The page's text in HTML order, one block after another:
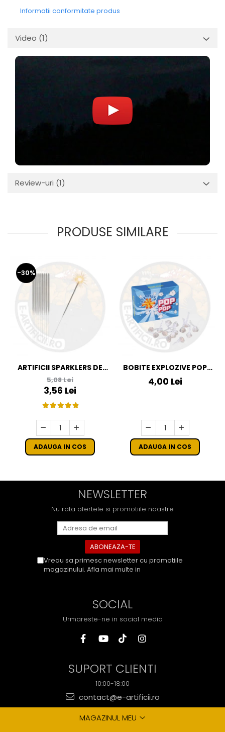
Informatii conformitate produs
Video (1)
Review-uri (1)
PRODUSE SIMILARE
-30%
ARTIFICII SPARKLERS DE
MANA - STELUTE DE BRAD
16 CM - SET 10 BUC
5,08 Lei
3,56 Lei
ADAUGA IN COS
BOBITE EXPLOZIVE POP
POP
4,00 Lei
ADAUGA IN COS
NEWSLETTER
Nu rata ofertele si promotiile noastre
Vreau sa primesc newsletter cu promotiile
magazinului. Afla mai multe in
SOCIAL
Urmareste-ne in social media
SUPORT CLIENTI
10:00-18:00
contact@e-artificii.ro
MAGAZINUL MEU